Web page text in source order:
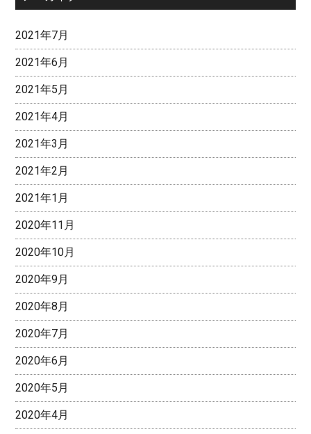
2021年7月
2021年6月
2021年5月
2021年4月
2021年3月
2021年2月
2021年1月
2020年11月
2020年10月
2020年9月
2020年8月
2020年7月
2020年6月
2020年5月
2020年4月